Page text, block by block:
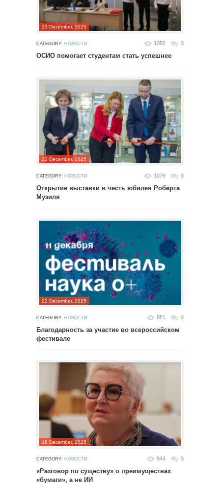
23 December, 2025
CATEGORY: НОВОСТИ 1082 0
ОСИО помогает студентам стать успешнее
22 December, 2025
CATEGORY: НОВОСТИ 1079 0
Открытие выставки в честь юбилея Роберта
Музиля
22 December, 2025
CATEGORY: НОВОСТИ 881 0
Благодарность за участие во всероссийском
фестивале
18 December, 2025
CATEGORY: НОВОСТИ 944 0
«Разговор по существу» о преимуществах
«бумаги», а не ИИ